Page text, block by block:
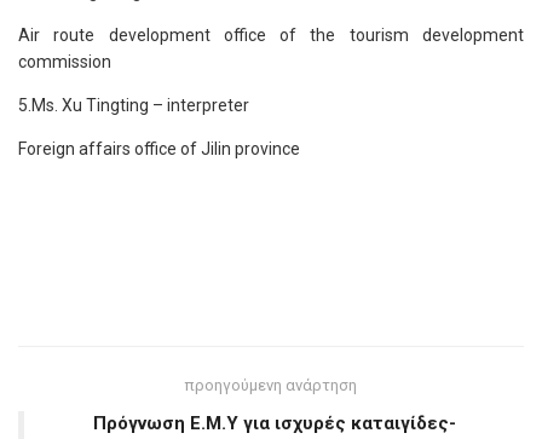
Air route development office of the tourism development
commission
5.Ms. Xu Tingting – interpreter
Foreign affairs office of Jilin province
προηγούμενη ανάρτηση
Πρόγνωση Ε.Μ.Υ για ισχυρές καταιγίδες-